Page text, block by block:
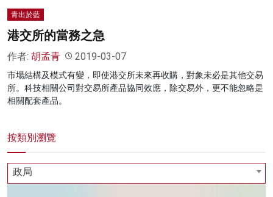
青出於藍
港交所的當務之急
作者: 胡孟青 2019-03-07
市場結構及模式有變，即使港交所未來再收購，對象未必是其他交易
所。科技相關公司對交易所產品協同效應，除交易外，更不能忽略是
相關配套產品。
按類別瀏覽
政局